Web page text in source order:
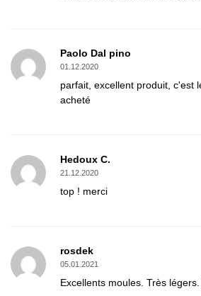
Paolo Dal pino
01.12.2020
parfait, excellent produit, c'est
acheté
Hedoux C.
21.12.2020
top ! merci
rosdek
05.01.2021
Excellents moules. Très